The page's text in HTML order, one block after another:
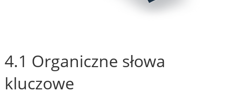
4.1 Organiczne słowa
kluczowe